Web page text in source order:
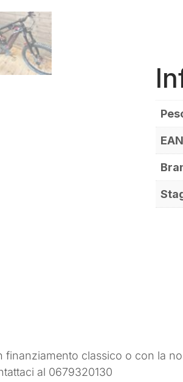
EAN
finanziamento classico o con la
al 0679320130